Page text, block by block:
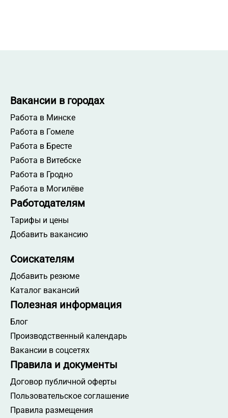
Вакансии в городах
Работа в Минске
Работа в Гомеле
Работа в Бресте
Работа в Витебске
Работа в Гродно
Работа в Могилёве
Работодателям
Тарифы и цены
Добавить вакансию
Соискателям
Добавить резюме
Каталог вакансий
Полезная информация
Блог
Производственный календарь
Вакансии в соцсетях
Правила и документы
Договор публичной оферты
Пользовательское соглашение
Правила размещения